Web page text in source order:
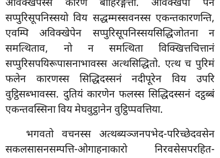
अविक्खेपस्स कारणं बाहिरङ्गत्ता. अविक्खेपो पन
सप्पुरिसूपनिस्सयो विय सद्धम्मस्सवनस्स एकन्तकारणन्ति,
एवम्पि अविक्खेपेन सप्पुरिसूपनिस्सयसिद्धिजोतना न
समत्थिताव, नो न समत्थिता विक्खित्तचित्तानं
सप्पुरिसपयिरूपासनाभावस्स अत्थसिद्धितो. एत्थ च पुरिमं
फलेन कारणस्स सिद्धिदस्सनं नदीपूरेन विय उपरि
वुट्ठिसब्भावस्स. दुतियं कारणेन फलस्स सिद्धिदस्सनं दट्ठब्बं
एकन्तवस्सिना विय मेघवुट्ठानेन वुट्ठिप्पवत्तिया.
भगवतो वचनस्स अत्थब्यञ्जनपभेद-परिच्छेदवसेन
सकलसासनसम्पत्ति-ओगाहनाकारो निरवसेसपरहित-